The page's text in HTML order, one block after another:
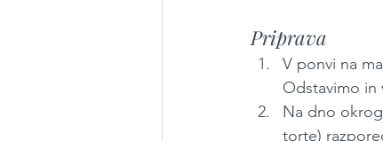
Priprava
V ponvi na
Odstavimo in
Na dno
torte)